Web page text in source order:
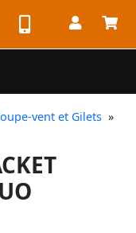
vent et Gilets »